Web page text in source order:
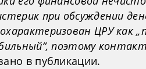
при обсуждении
ЦРУ как
поэтому
в публикации.